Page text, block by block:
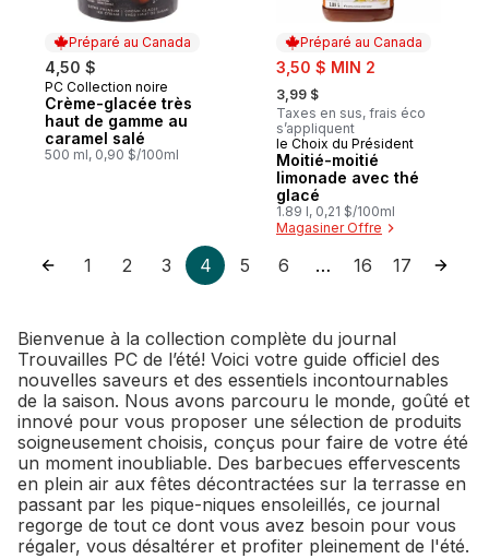
Préparé au Canada
4,50 $
Préparé au Canada
PC Collection noire
Crème-glacée très
haut de gamme au
caramel salé
500 ml, 0,90 $/100ml
Préparé au Canada
sale:
3,50 $ MIN 2
, formerly:
3,99 $
Taxes en sus, frais éco
s’appliquent
Préparé au Canada
le Choix du Président
Moitié-moitié
limonade avec thé
glacé
1.89 l, 0,21 $/100ml
Magasiner Offre
1 2 3 4 5 6 … 16 17
Bienvenue à la collection complète du journal
Trouvailles PC de l’été! Voici votre guide officiel des
nouvelles saveurs et des essentiels incontournables
de la saison. Nous avons parcouru le monde, goûté et
innové pour vous proposer une sélection de produits
soigneusement choisis, conçus pour faire de votre été
un moment inoubliable. Des barbecues effervescents
en plein air aux fêtes décontractées sur la terrasse en
passant par les pique-niques ensoleillés, ce journal
regorge de tout ce dont vous avez besoin pour vous
régaler, vous désaltérer et profiter pleinement de l'été.